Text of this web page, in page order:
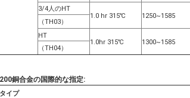
3/4人のHT
1.0 hr 315℃
1250~1585
（TH03）
HT
1.0hr 315℃
1300~1585
（TH04）
銅合金の国際的な指定:
イプ